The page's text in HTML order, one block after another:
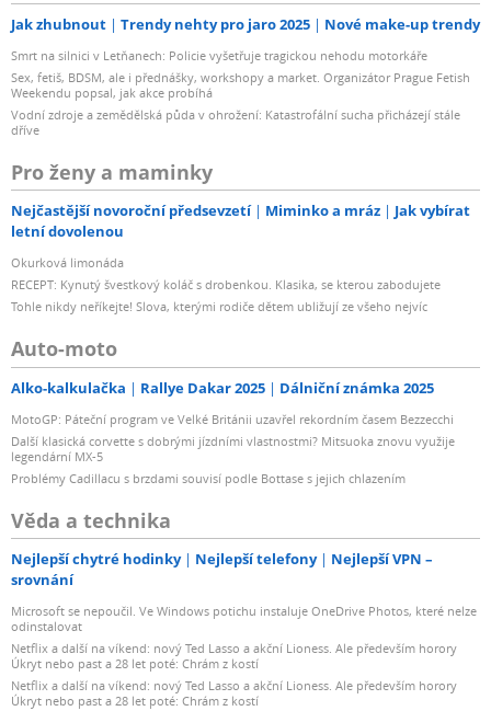
Jak zhubnout Trendy nehty pro jaro 2025 Nové make-up trendy
Smrt na silnici v Letňanech: Policie vyšetřuje tragickou nehodu motorkáře
Sex, fetiš, BDSM, ale i přednášky, workshopy a market. Organizátor Prague Fetish
Weekendu popsal, jak akce probíhá
Vodní zdroje a zemědělská půda v ohrožení: Katastrofální sucha přicházejí stále
dříve
Pro ženy a maminky
Nejčastější novoroční předsevzetí Miminko a mráz
Jak vybírat
letní dovolenou
Okurková limonáda
RECEPT: Kynutý švestkový koláč s drobenkou. Klasika, se kterou zabodujete
Tohle nikdy neříkejte! Slova, kterými rodiče dětem ubližují ze všeho nejvíc
Auto-moto
Alko-kalkulačka Rallye Dakar 2025 Dálniční známka 2025
MotoGP: Páteční program ve Velké Británii uzavřel rekordním časem Bezzecchi
Další klasická corvette s dobrými jízdními vlastnostmi? Mitsuoka znovu využije
legendární MX-5
Problémy Cadillacu s brzdami souvisí podle Bottase s jejich chlazením
Věda a technika
Nejlepší chytré hodinky Nejlepší telefony
Nejlepší VPN –
srovnání
Microsoft se nepoučil. Ve Windows potichu instaluje OneDrive Photos, které nelze
odinstalovat
Netflix a další na víkend: nový Ted Lasso a akční Lioness. Ale především horory
Úkryt nebo past a 28 let poté: Chrám z kostí
Netflix a další na víkend: nový Ted Lasso a akční Lioness. Ale především horory
Úkryt nebo past a 28 let poté: Chrám z kostí